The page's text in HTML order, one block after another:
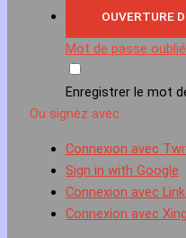
Mot de passe
Enregistrer le mot
Ou signez avec
Connexion avec
Sign in with Google
Connexion avec
Connexion avec Xing